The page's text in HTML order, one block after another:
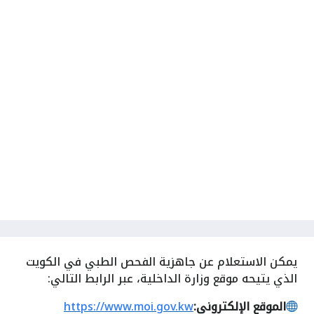
يمكن الاستعلام عن جاهزية الفحص الطبي في الكويت
الذي يتيحه موقع وزارة الداخلية، عبر الرابط التالي:
الموقع الإلكتروني:https://www.moi.gov.kw